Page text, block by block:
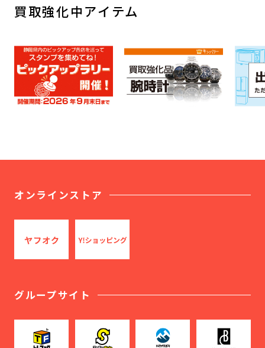
買取強化中アイテム
オンラインストア
グループサイト